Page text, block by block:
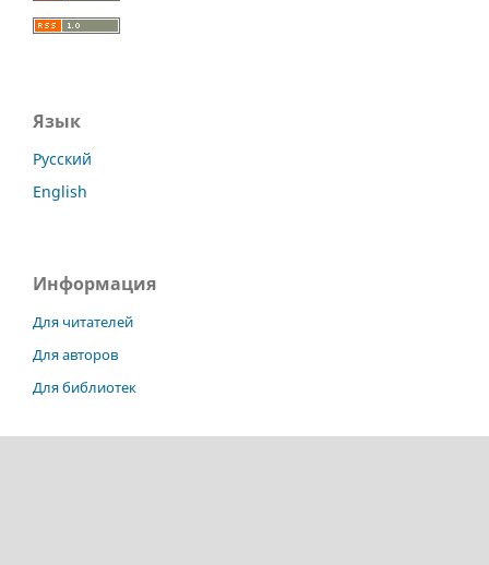
Язык
Русский
English
Информация
Для читателей
Для авторов
Для библиотек